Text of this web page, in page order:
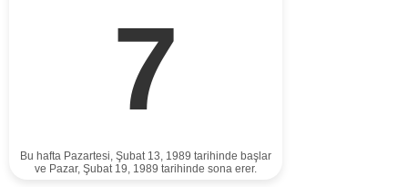
7
Bu hafta Pazartesi, Şubat 13, 1989 tarihinde başlar
ve Pazar, Şubat 19, 1989 tarihinde sona erer.